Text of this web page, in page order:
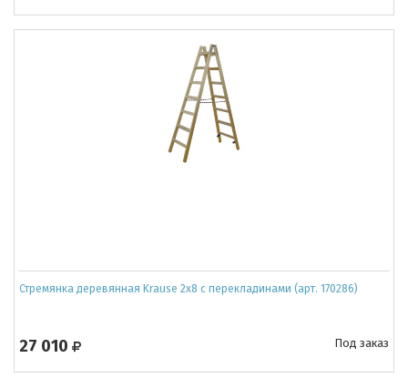
Стремянка деревянная Krause 2x8 с перекладинами (арт. 170286)
27 010 Под заказ